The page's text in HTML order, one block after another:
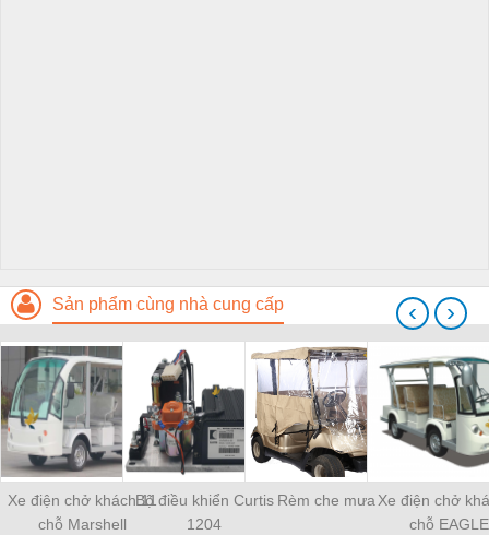
Sản phẩm cùng nhà cung cấp
Xe điện chở khách 11
chỗ Marshell
Bộ điều khiển Curtis
1204
Rèm che mưaXe điện chở
chỗ EAGLE
‹ ›